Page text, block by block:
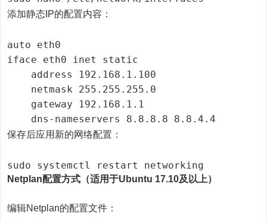
添加静态IP的配置内容：
auto eth0
iface eth0 inet static
    address 192.168.1.100
    netmask 255.255.255.0
    gateway 192.168.1.1
保存后应用新的网络配置：
Netplan配置方式（适用于Ubuntu 17.10及以上）
编辑Netplan的配置文件：